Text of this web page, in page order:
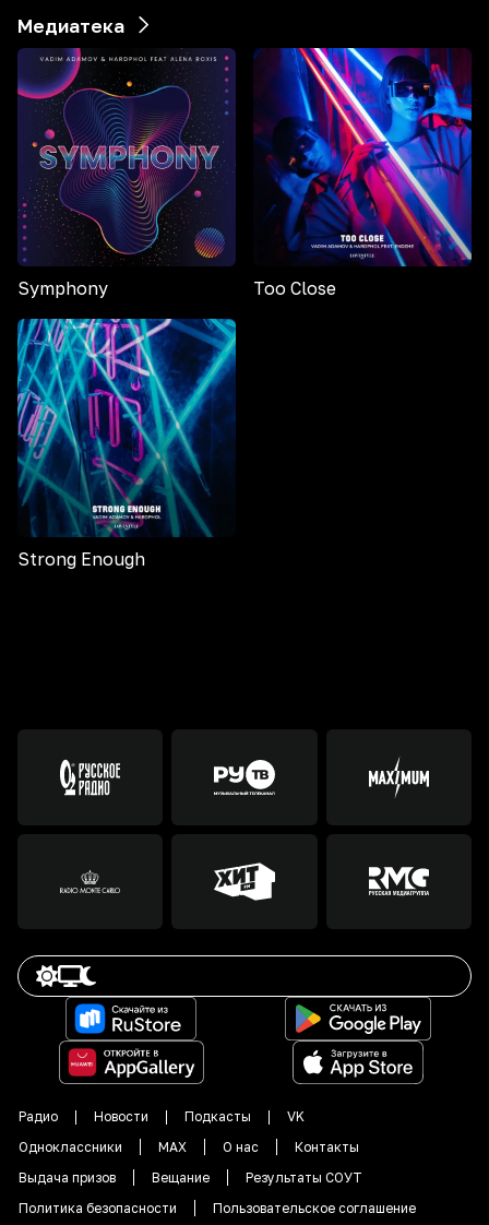
Медиатека
Symphony Too Close
Strong Enough
Радио Новости Подкасты
VK
Одноклассники
MAX О нас
Контакты
Выдача призов
Вещание
Результаты СОУТ
Политика безопасности
Пользовательское соглашение